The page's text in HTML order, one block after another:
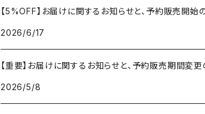
【5%OFF】お届けに関するお知らせと、予約販売開始
2026/6/17
【重要】お届けに関するお知らせと、予約販売期間変
2026/5/8